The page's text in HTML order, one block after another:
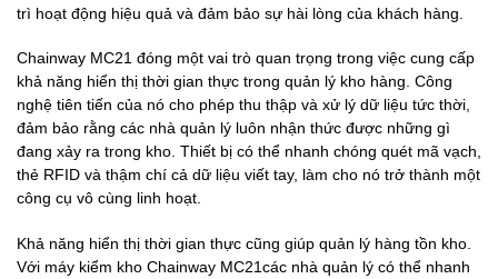
trì hoạt động hiệu quả và đảm bảo sự hài lòng của khách hàng.
Chainway MC21 đóng một vai trò quan trọng trong việc cung cấp
khả năng hiển thị thời gian thực trong quản lý kho hàng. Công
nghệ tiên tiến của nó cho phép thu thập và xử lý dữ liệu tức thời,
đảm bảo rằng các nhà quản lý luôn nhận thức được những gì
đang xảy ra trong kho. Thiết bị có thể nhanh chóng quét mã vạch,
thẻ RFID và thậm chí cả dữ liệu viết tay, làm cho nó trở thành một
công cụ vô cùng linh hoạt.
Khả năng hiển thị thời gian thực cũng giúp quản lý hàng tồn kho.
Với máy kiểm kho Chainway MC21các nhà quản lý có thể nhanh